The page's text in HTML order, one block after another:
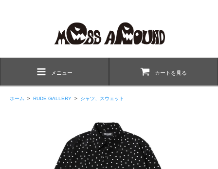
メニュー カートを見る
ホーム > RUDE GALLERY > シャツ、スウェット